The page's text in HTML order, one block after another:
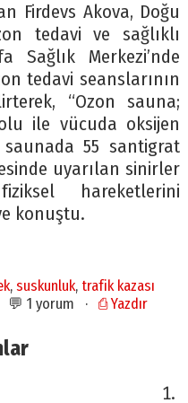
Firdevs Akova, Doğu
tedavi ve sağlıklı
Sağlık Merkezi’nde
tedavi seanslarının
“Ozon sauna;
ile vücuda oksijen
55 santigrat
uyarılan sinirler
hareketlerini
konuştu.
, suskunluk, trafik kazası
💬 1 yorum · ⎙ Yazdır